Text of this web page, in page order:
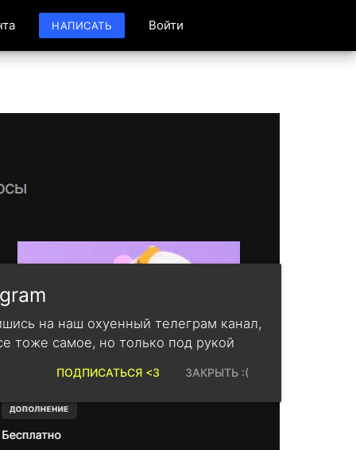
НАПИСАТЬ Войти
на наш охуенный телеграм канал,
тоже самое, но только под рукой
ЗАКРЫТЬ :(
ПОДПИСАТЬСЯ <3